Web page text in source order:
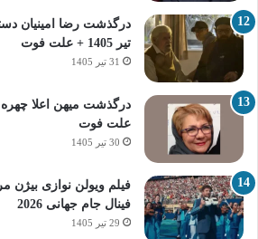
تیر 1405 + علت فوت
31 تیر 1405
درگذشت میهن اعلا
علت فوت
30 تیر 1405
فیلم ویولن نوازی بیژن
فینال جام جهانی 2026
29 تیر 1405